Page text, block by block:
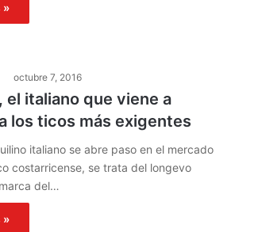
»
octubre 7, 2016
el italiano que viene a
los ticos más exigentes
italiano se abre paso en el mercado
costarricense, se trata del longevo
del…
»